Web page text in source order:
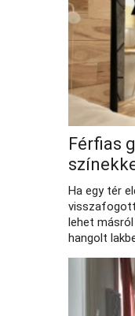
Férfias
Ha egy tér
lehet
hangolt